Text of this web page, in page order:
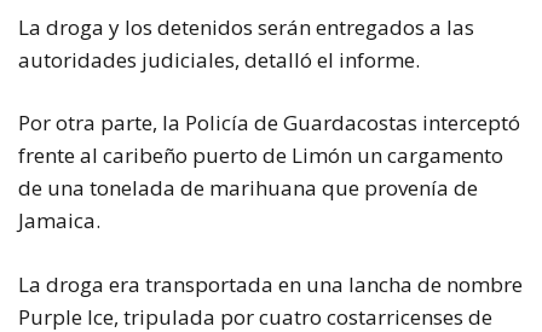
La droga y los detenidos serán entregados a las
autoridades judiciales, detalló el informe.
Por otra parte, la Policía de Guardacostas interceptó
frente al caribeño puerto de Limón un cargamento
de una tonelada de marihuana que provenía de
Jamaica.
La droga era transportada en una lancha de nombre
Purple Ice, tripulada por cuatro costarricenses de